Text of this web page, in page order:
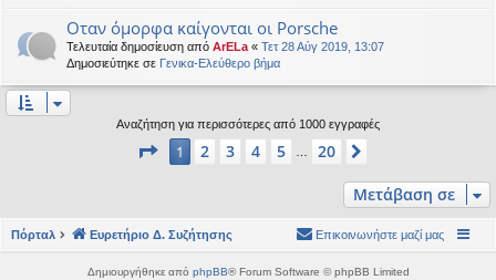
Οταν όμορφα καίγονται οι Porsche
Τελευταία δημοσίευση από ArELa « Τετ 28 Αύγ 2019, 13:07
Δημοσιεύτηκε σε Γενικα-Ελεύθερο βήμα
Αναζήτηση για περισσότερες από 1000 εγγραφές
Σελίδα από 20
1 2 3 4 5 20
Μετάβαση σε
Πόρταλ Ευρετήριο Δ. Συζήτησης Επικοινωνήστε μαζί μας
Δημιουργήθηκε από phpBB® Forum Software © phpBB Limited